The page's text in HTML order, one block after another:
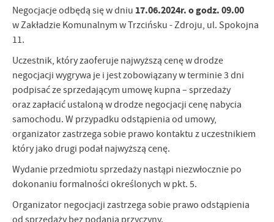
Negocjacje odbędą się w dniu 17.06.2024r. o godz. 09.00
w Zakładzie Komunalnym w Trzcińsku - Zdroju, ul. Spokojna
11.
Uczestnik, który zaoferuje najwyższą cenę w drodze
negocjacji wygrywa je i jest zobowiązany w terminie 3 dni
podpisać ze sprzedającym umowę kupna – sprzedaży
oraz zapłacić ustaloną w drodze negocjacji cenę nabycia
samochodu. W przypadku odstąpienia od umowy,
organizator zastrzega sobie prawo kontaktu z uczestnikiem
który jako drugi podał najwyższą cenę.
Wydanie przedmiotu sprzedaży nastąpi niezwłocznie po
dokonaniu formalności określonych w pkt. 5.
Organizator negocjacji zastrzega sobie prawo odstąpienia
od sprzedaży bez podania przyczyny.